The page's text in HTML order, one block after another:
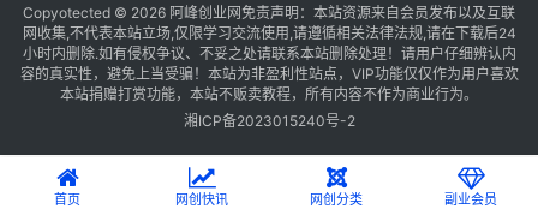
Copyotected © 2026 阿峰创业网 免责声明：本站资源来自会员发布以及互联
网收集,不代表本站立场,仅限学习交流使用,请遵循相关法律法规,请在下载后24
小时内删除.如有侵权争议、不妥之处请联系本站删除处理！请用户仔细辨认内
容的真实性，避免上当受骗！本站为非盈利性站点，VIP功能仅仅作为用户喜欢
本站捐赠打赏功能，本站不贩卖教程，所有内容不作为商业行为。
湘ICP备2023015240号-2
首页 网创快讯 网创分类 副业会员